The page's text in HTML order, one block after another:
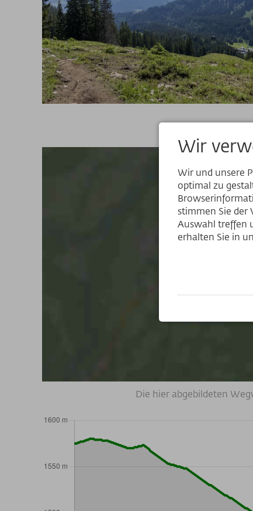
Die hier abgebildeten
Wir
Wir und unsere
optimal zu
stimmen Sie der
Auswahl treffen
erhalten Sie in